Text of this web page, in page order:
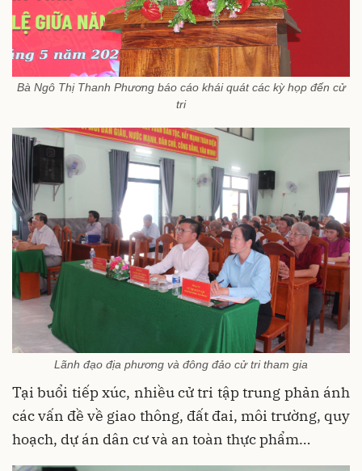
Bà Ngô Thị Thanh Phương báo cáo khái quát các kỳ họp đến cử
tri
Lãnh đạo địa phương và đông đảo cử tri tham gia
Tại buổi tiếp xúc, nhiều cử tri tập trung phản ánh
các vấn đề về giao thông, đất đai, môi trường, quy
hoạch, dự án dân cư và an toàn thực phẩm…